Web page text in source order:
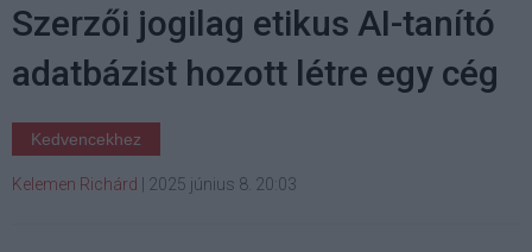
Szerzői jogilag etikus AI-tanító
adatbázist hozott létre egy cég
Kedvencekhez
Kelemen Richárd 2025 június 8. 20:03